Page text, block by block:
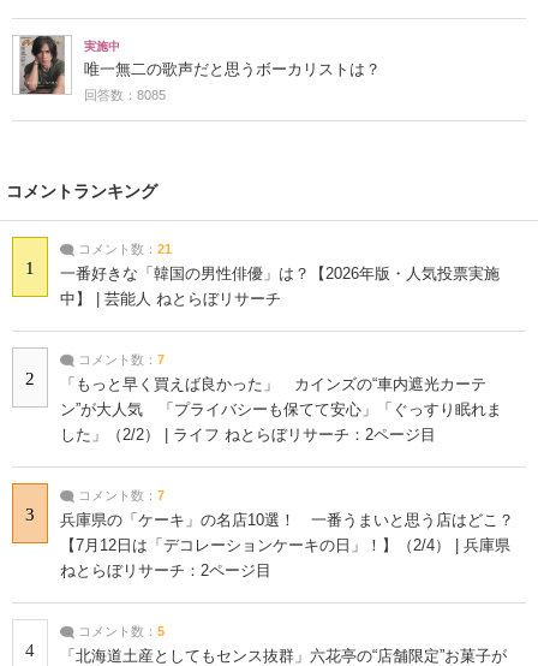
実施中
唯一無二の歌声だと思うボーカリストは？
回答数：8085
コメントランキング
1
コメント数： 21
一番好きな「韓国の男性俳優」は？【2026年版・人気投票実施
中】 | 芸能人 ねとらぼリサーチ
2
コメント数： 7
「もっと早く買えば良かった」 カインズの“車内遮光カーテ
ン”が大人気 「プライバシーも保てて安心」「ぐっすり眠れま
した」（2/2） | ライフ ねとらぼリサーチ：2ページ目
3
コメント数： 7
兵庫県の「ケーキ」の名店10選！ 一番うまいと思う店はどこ？
【7月12日は「デコレーションケーキの日」！】（2/4） | 兵庫県
ねとらぼリサーチ：2ページ目
4
コメント数： 5
「北海道土産としてもセンス抜群」六花亭の“店舗限定”お菓子が